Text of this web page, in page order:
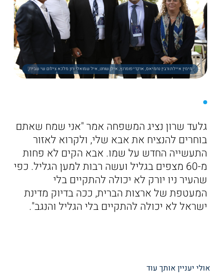
מימין איילת ורבין נחמיאס, ארקדי פומרנץ, אילן שוחט, איל שמואלי ורון מלכא צילום שי שבירו,
גלעד שרון נציג המשפחה אמר "אני שמח שאתם
בוחרים להנציח את אבא שלי, ולקרוא לאזור
התעשייה החדש על שמו. אבא הקים לא פחות
מ-60 מצפים בגליל ועשה רבות למען הגליל. כפי
שהעיר ניו יורק לא יכולה להתקיים בלי
המעטפת של ארצות הברית, ככה בדיוק מדינת
ישראל לא יכולה להתקיים בלי הגליל והנגב".
אולי יעניין אותך עוד